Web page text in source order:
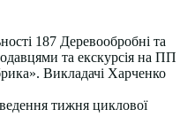
187 Деревообробні та
та екскурсія на ПП
Викладачі Харченко
тижня циклової